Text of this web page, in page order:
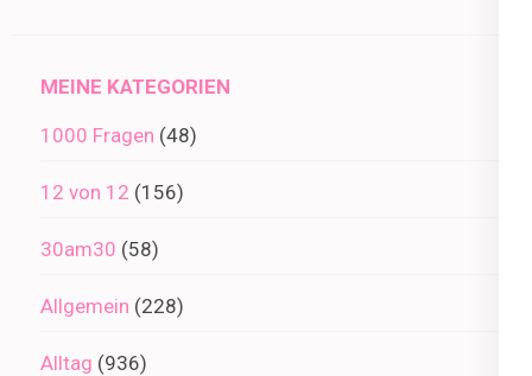
MEINE KATEGORIEN
1000 Fragen (48)
12 von 12 (156)
30am30 (58)
Allgemein (228)
Alltag (936)